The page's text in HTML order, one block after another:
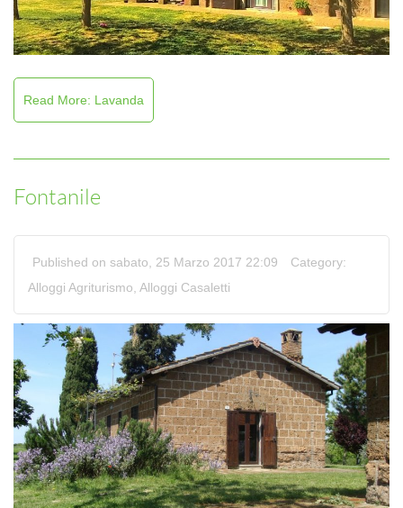
Read More: Lavanda
Fontanile
Published on sabato, 25 Marzo 2017 22:09
Category:
Alloggi Agriturismo Alloggi Casaletti